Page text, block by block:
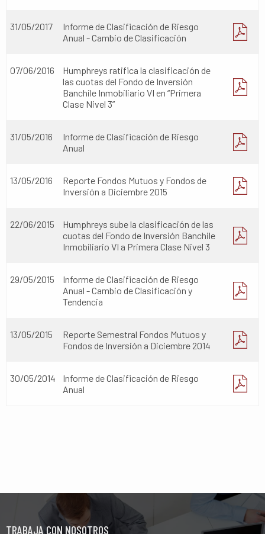
31/05/2017
Informe de Clasificación de Riesgo
Anual - Cambio de Clasificación
07/06/2016
Humphreys ratifica la clasificación de
las cuotas del Fondo de Inversión
Banchile Inmobiliario VI en “Primera
Clase Nivel 3”
31/05/2016
Informe de Clasificación de Riesgo
Anual
13/05/2016
Reporte Fondos Mutuos y Fondos de
Inversión a Diciembre 2015
22/06/2015
Humphreys sube la clasificación de las
cuotas del Fondo de Inversión Banchile
Inmobiliario VI a Primera Clase Nivel 3
29/05/2015
Informe de Clasificación de Riesgo
Anual - Cambio de Clasificación y
Tendencia
13/05/2015
Reporte Semestral Fondos Mutuos y
Fondos de Inversión a Diciembre 2014
30/05/2014
Informe de Clasificación de Riesgo
Anual
TRABAJA CON NOSOTROS